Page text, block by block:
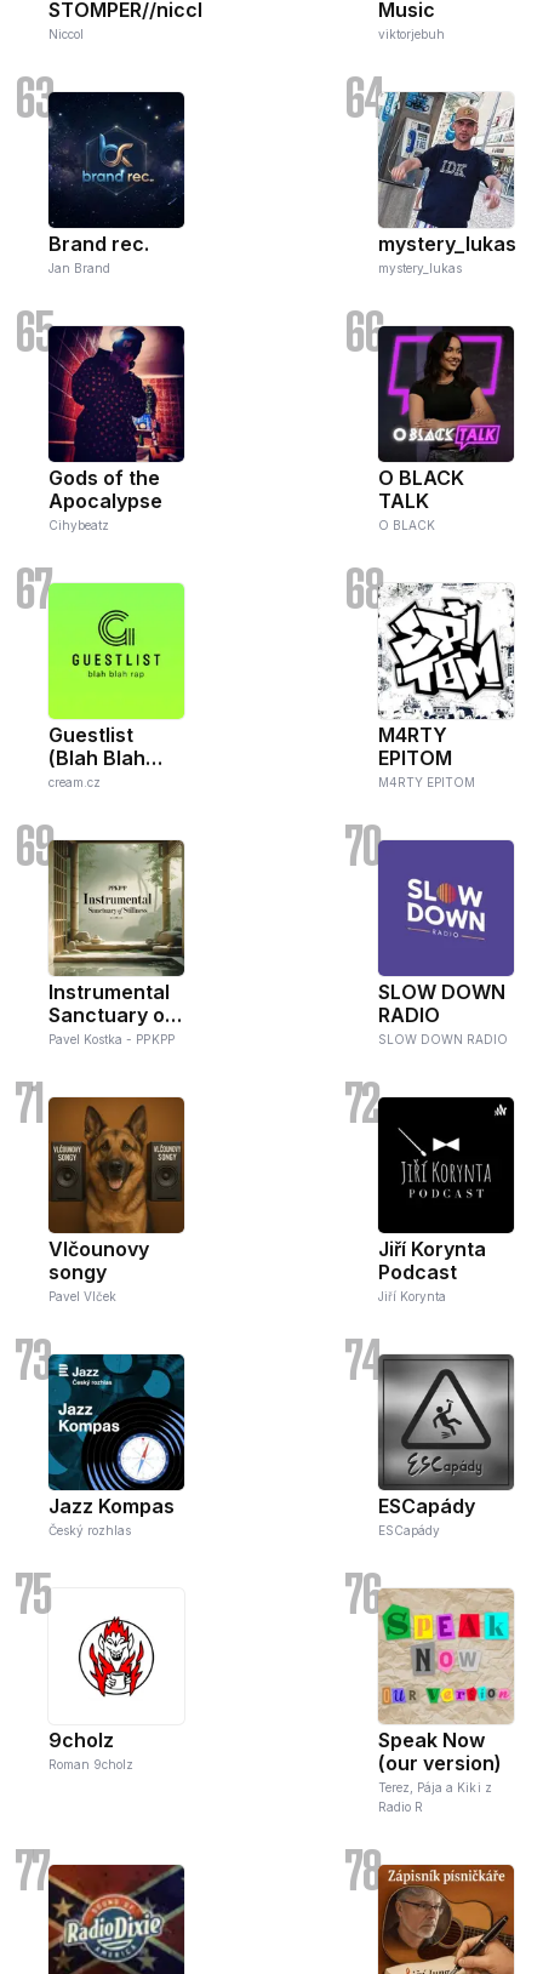
STOMPER//nicclle
Niccol
Music
viktorjebuh
63
Brand rec.
Jan Brand
64
mystery_lukas
mystery_lukas
65
Gods of the
Apocalypse
Cihybeatz
66
O BLACK
TALK
O BLACK
67
Guestlist
(Blah Blah
Rap)
cream.cz
68
M4RTY
EPITOM
M4RTY EPITOM
69
Instrumental
Sanctuary of
Stillness -
Pavel Kostka - PPKPP
70
SLOW DOWN
RADIO
SLOW DOWN RADIO
71
Vlčounovy
songy
Pavel Vlček
72
Jiří Korynta
Podcast
Jiří Korynta
73
Jazz Kompas
Český rozhlas
74
ESCapády
ESCapády
75
9cholz
Roman 9cholz
76
Speak Now
(our version)
Terez, Pája a Kiki z
Radio R
77 78